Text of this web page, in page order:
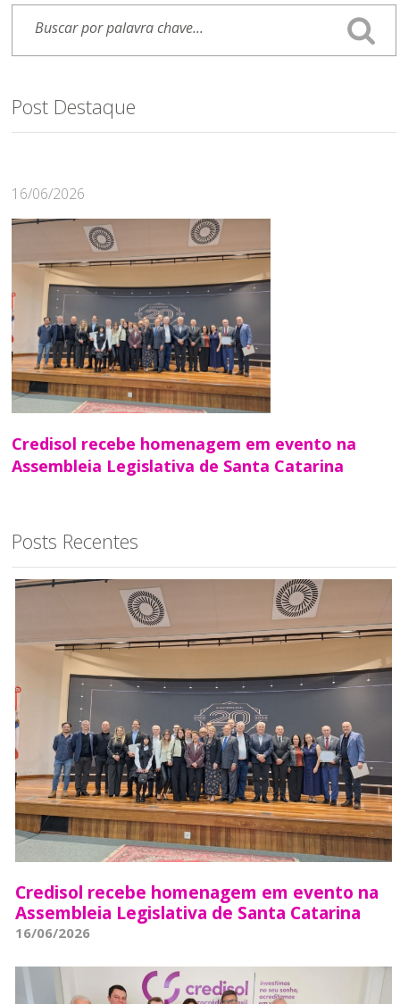
Post Destaque
16/06/2026
Credisol recebe homenagem em evento na
Assembleia Legislativa de Santa Catarina
Posts Recentes
Credisol recebe homenagem em evento na
Assembleia Legislativa de Santa Catarina
16/06/2026